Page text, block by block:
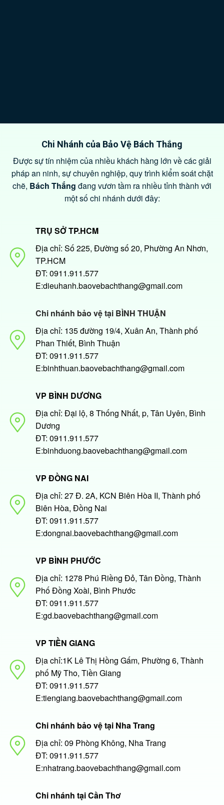
Chi Nhánh của Bảo Vệ Bách Thắng
Được sự tín nhiệm của nhiều khách hàng lớn về các giải
pháp an ninh, sự chuyên nghiệp, quy trình kiểm soát chặt
chẽ, Bách Thắng đang vươn tầm ra nhiều tỉnh thành với
một số chi nhánh dưới đây:
TRỤ SỞ TP.HCM
Địa chỉ: Số 225, Đường số 20, Phường An Nhơn,
TP.HCM
ĐT: 0911.911.577
E:dieuhanh.baovebachthang@gmail.com
Chi nhánh bảo vệ tại BÌNH THUẬN
Địa chỉ: 135 đường 19/4, Xuân An, Thành phố
Phan Thiết, Bình Thuận
ĐT: 0911.911.577
E:binhthuan.baovebachthang@gmail.com
VP BÌNH DƯƠNG
Địa chỉ: Đại lộ, 8 Thống Nhất, p, Tân Uyên, Bình
Dương
ĐT: 0911.911.577
E:binhduong.baovebachthang@gmail.com
VP ĐỒNG NAI
Địa chỉ: 27 Đ. 2A, KCN Biên Hòa II, Thành phố
Biên Hòa, Đồng Nai
ĐT: 0911.911.577
E:dongnai.baovebachthang@gmail.com
VP BÌNH PHƯỚC
Địa chỉ: 1278 Phú Riềng Đỏ, Tân Đồng, Thành
Phố Đồng Xoài, Bình Phước
ĐT: 0911.911.577
E:gd.baovebachthang@gmail.com
VP TIỀN GIANG
Địa chỉ:1K Lê Thị Hồng Gấm, Phường 6, Thành
phố Mỹ Tho, Tiền Giang
ĐT: 0911.911.577
E:tiengiang.baovebachthang@gmail.com
Chi nhánh bảo vệ tại Nha Trang
Địa chỉ: 09 Phòng Không, Nha Trang
ĐT: 0911.911.577
E:nhatrang.baovebachthang@gmail.com
Chi nhánh tại Cần Thơ